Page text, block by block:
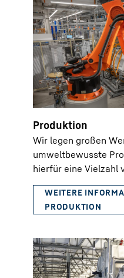
Produktion
Wir legen großen
umweltbewusste
hierfür eine Vielzahl